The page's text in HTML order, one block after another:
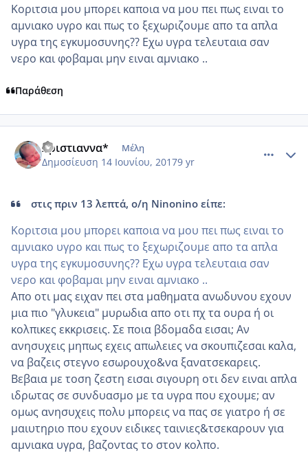
Κοριτσια μου μπορει καποια να μου πει πως ειναι το
αμνιακο υγρο και πως το ξεχωριζουμε απο τα απλα
υγρα της εγκυμοσυνης?? Εχω υγρα τελευταια σαν
νερο και φοβαμαι μην ειναι αμνιακο ..
Παράθεση
Χριστιαννα* Μέλη
Δημοσίευση 14 Ιουνίου, 20179 yr
στις πριν 13 λεπτά, ο/η Ninonino είπε:
Κοριτσια μου μπορει καποια να μου πει πως ειναι το
αμνιακο υγρο και πως το ξεχωριζουμε απο τα απλα
υγρα της εγκυμοσυνης?? Εχω υγρα τελευταια σαν
νερο και φοβαμαι μην ειναι αμνιακο ..
Απο οτι μας ειχαν πει στα μαθηματα ανωδυνου εχουν
μια πιο "γλυκεια" μυρωδια απο οτι πχ τα ουρα ή οι
κολπικες εκκρισεις. Σε ποια βδομαδα εισαι; Αν
ανησυχεις μηπως εχεις απωλειες να σκουπιζεσαι καλα,
να βαζεις στεγνο εσωρουχο&να ξανατσεκαρεις.
Βεβαια με τοση ζεστη εισαι σιγουρη οτι δεν ειναι απλα
ιδρωτας σε συνδυασμο με τα υγρα που εχουμε; αν
ομως ανησυχεις πολυ μπορεις να πας σε γιατρο ή σε
μαιυτηριο που εχουν ειδικες ταινιες&τσεκαρουν για
αμνιακα υγρα, βαζοντας το στον κολπο.